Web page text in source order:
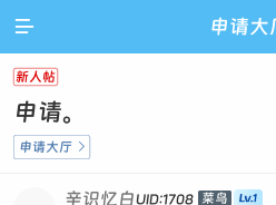
 申请大
新人帖
申请。
申请大厅 
辛识忆白UID:1708 菜鸟